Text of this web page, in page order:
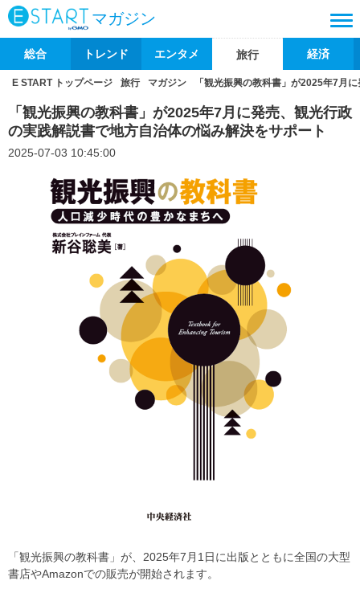
マガジン
総合 トレンド エンタメ 旅行 経済
E START トップページ 旅行 マガジン 「観光振興の教科書」が2025年7月
「観光振興の教科書」が2025年7月に発売、観光行政
の実践解説書で地方自治体の悩み解決をサポート
2025-07-03 10:45:00
「観光振興の教科書」が、2025年7月1日に出版とともに全国の大型
書店やAmazonでの販売が開始されます。